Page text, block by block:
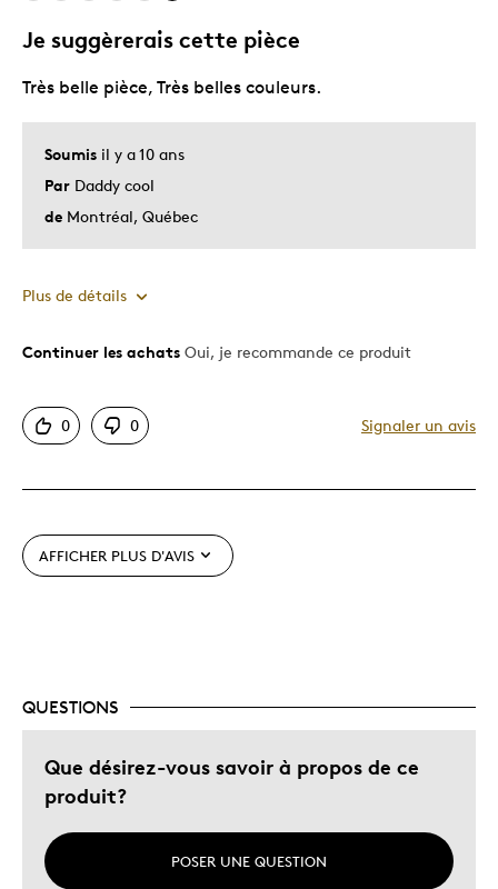
qualité
Je suggèrerais cette pièce
Soumis il y a 10 ans
Par Daddy cool
de Montréal, Québec
Très belle pièce, Très belles couleurs.
Plus de détails
Le pour
Très bonne qualité
Dispendieux
Décrivez-vous
Chasseur d'aubaines, Guidé par la
qualité
Continuer les achats Oui, je recommande ce produit
0 0 Signaler un avis
AFFICHER PLUS D'AVIS
QUESTIONS
Que désirez-vous savoir à propos de ce
produit?
POSER UNE QUESTION